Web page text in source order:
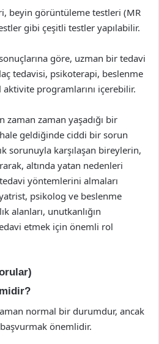
beyin görüntüleme testleri (MR
gibi çeşitli testler yapılabilir.
göre, uzman bir tedavi
tedavisi, psikoterapi, beslenme
programlarını içerebilir.
zaman zaman yaşadığı bir
geldiğinde ciddi bir sorun
sorunuyla karşılaşan bireylerin,
altında yatan nedenleri
yöntemlerini almaları
psikolog ve beslenme
alanları, unutkanlığın
etmek için önemli rol
normal bir durumdur, ancak
başvurmak önemlidir.